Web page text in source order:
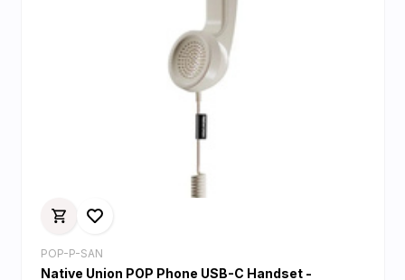
POP-P-SAN
Native Union POP Phone USB-C Handset -